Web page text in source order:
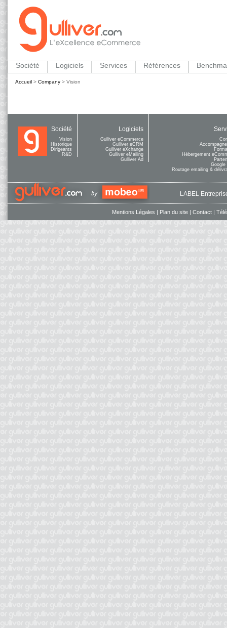
Société Logiciels Services Références
Accueil > Company > Vision
Société
Vision
Historique
Dirigeants
R&D
Logiciels
Gulliver eCommerce
Gulliver eCRM
Gulliver eXchange
Gulliver eMailing
Gulliver Ad
Hébergement
Google
Routage emailing &
LABEL
Mentions Légales | Plan du site | Contact |